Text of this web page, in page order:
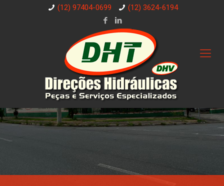
(12) 97404-0699 (12) 3624-6194